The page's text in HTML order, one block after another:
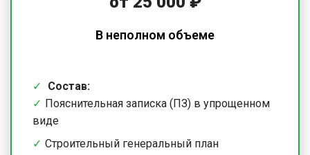
В неполном объеме
Состав:
Пояснительная записка (ПЗ) в упрощенном
виде
Строительный генеральный план